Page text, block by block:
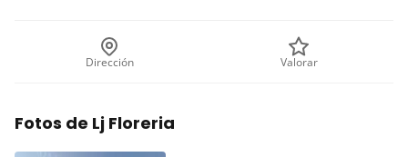
Dirección Valorar
Fotos de Lj Floreria